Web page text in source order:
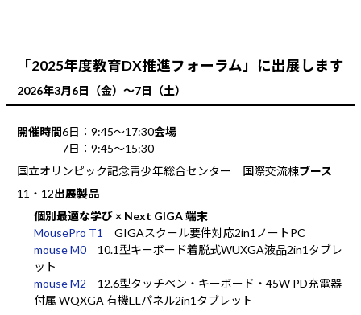
「2025年度教育DX推進フォーラム」に出展します
2026年3月6日（金）～7日（土）
開催時間6日：9:45～17:30
7日：9:45～15:30
会場
国立オリンピック記念青少年総合センター 国際交流棟ブース
11・12出展製品
個別最適な学び × Next GIGA 端末
MousePro T1
GIGAスクール要件対応2in1ノートPC
mouse M0 10.1型キーボード着脱式WUXGA液晶2in1タブレ
ット
mouse M2 12.6型タッチペン・キーボード・45W PD充電器
付属 WQXGA 有機ELパネル2in1タブレット